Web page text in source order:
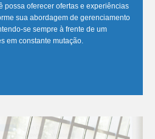
possa oferecer ofertas e experiências
sua abordagem de gerenciamento
se sempre à frente de um
em constante mutação.